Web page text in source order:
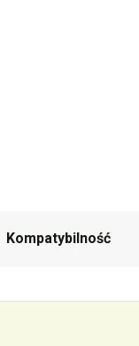
Kompatybilność